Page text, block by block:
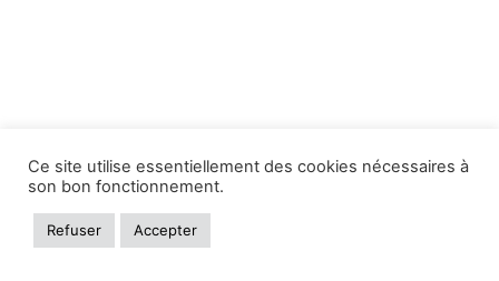
Ce site utilise essentiellement des cookies nécessaires à
son bon fonctionnement.
Refuser Accepter